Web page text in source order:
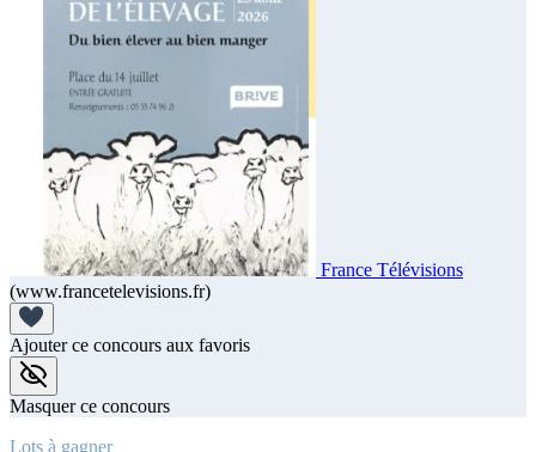
France Télévisions
(www.francetelevisions.fr)
Ajouter ce concours aux favoris
Masquer ce concours
Lots à gagner